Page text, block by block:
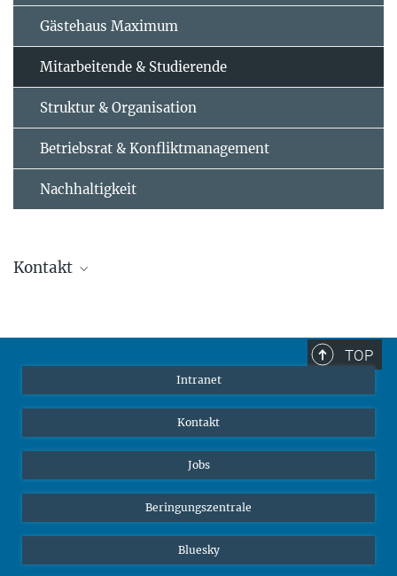
Gästehaus Maximum
Mitarbeitende & Studierende
Struktur & Organisation
Betriebsrat & Konfliktmanagement
Nachhaltigkeit
Kontakt
TOP
Intranet
Kontakt
Jobs
Beringungszentrale
Bluesky